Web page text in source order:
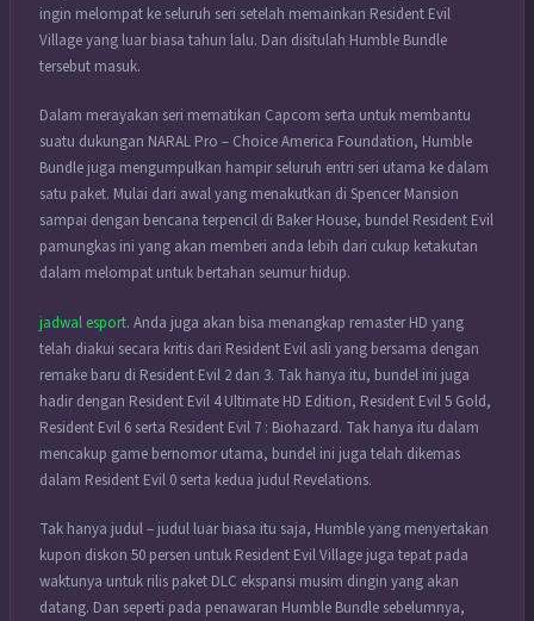
ingin melompat ke seluruh seri setelah memainkan Resident Evil
Village yang luar biasa tahun lalu. Dan disitulah Humble Bundle
tersebut masuk.
Dalam merayakan seri mematikan Capcom serta untuk membantu
suatu dukungan NARAL Pro – Choice America Foundation, Humble
Bundle juga mengumpulkan hampir seluruh entri seri utama ke dalam
satu paket. Mulai dari awal yang menakutkan di Spencer Mansion
sampai dengan bencana terpencil di Baker House, bundel Resident Evil
pamungkas ini yang akan memberi anda lebih dari cukup ketakutan
dalam melompat untuk bertahan seumur hidup.
jadwal esport. Anda juga akan bisa menangkap remaster HD yang
telah diakui secara kritis dari Resident Evil asli yang bersama dengan
remake baru di Resident Evil 2 dan 3. Tak hanya itu, bundel ini juga
hadir dengan Resident Evil 4 Ultimate HD Edition, Resident Evil 5 Gold,
Resident Evil 6 serta Resident Evil 7 : Biohazard. Tak hanya itu dalam
mencakup game bernomor utama, bundel ini juga telah dikemas
dalam Resident Evil 0 serta kedua judul Revelations.
Tak hanya judul – judul luar biasa itu saja, Humble yang menyertakan
kupon diskon 50 persen untuk Resident Evil Village juga tepat pada
waktunya untuk rilis paket DLC ekspansi musim dingin yang akan
datang. Dan seperti pada penawaran Humble Bundle sebelumnya,